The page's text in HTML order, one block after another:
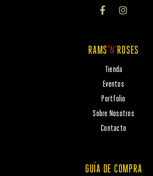
RAMS'N'ROSES
Tienda
Eventos
Portfolio
Sobre Nosotros
Contacto
GUÍA DE COMPRA